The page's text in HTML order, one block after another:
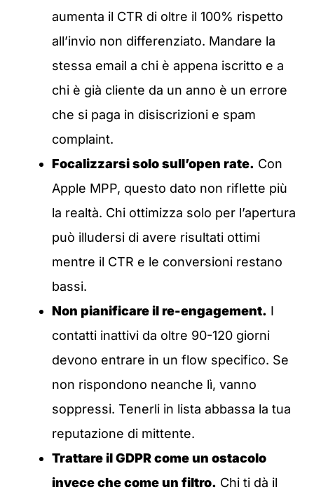
aumenta il CTR di oltre il 100% rispetto
all’invio non differenziato. Mandare la
stessa email a chi è appena iscritto e a
chi è già cliente da un anno è un errore
che si paga in disiscrizioni e spam
complaint.
Focalizzarsi solo sull’open rate. Con
Apple MPP, questo dato non riflette più
la realtà. Chi ottimizza solo per l’apertura
può illudersi di avere risultati ottimi
mentre il CTR e le conversioni restano
bassi.
Non pianificare il re-engagement. I
contatti inattivi da oltre 90-120 giorni
devono entrare in un flow specifico. Se
non rispondono neanche lì, vanno
soppressi. Tenerli in lista abbassa la tua
reputazione di mittente.
Trattare il GDPR come un ostacolo
invece che come un filtro. Chi ti dà il